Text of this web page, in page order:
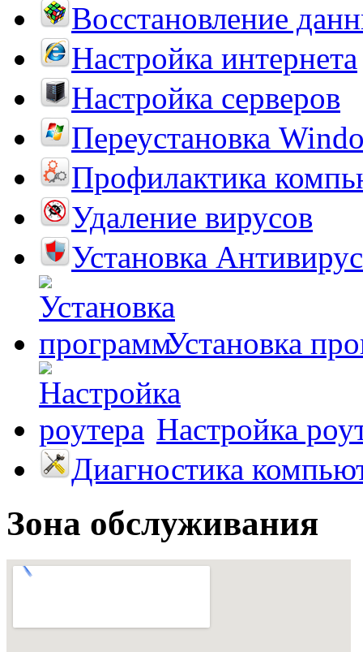
Восстановление
Настройка интернета
Настройка серверов
Переустановка
Профилактика
Удаление вирусов
Установка
Установка
Настройка
Диагностика
Зона обслуживания